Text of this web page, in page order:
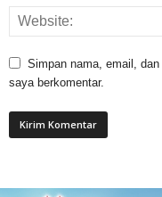
Simpan nama, email,
saya berkomentar.